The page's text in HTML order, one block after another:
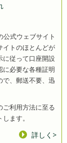
公式ウェブサイト
イトのほとんどが
に従って口座開設
に必要な各種証明
で、郵送不要、迅
ご利用方法に至る
ます。
詳しく>